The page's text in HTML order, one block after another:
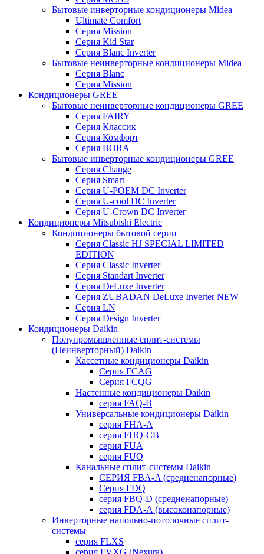
Бытовые инверторные кондиционеры Midea
Ultimate Comfort
Серия Mission
Серия Kid Star
Серия Blanc Inverter
Бытовые неинверторные кондиционеры Midea
Серия Blanc
Серия Mission
Кондиционеры GREE
Бытовые неинверторные кондиционеры GREE
Серия FAIRY
Серия Классик
Серия Комфорт
Серия BORA
Бытовые инверторные кондиционеры GREE
Серия Change
Серия Smart
Серия U-POEM DC Inverter
Серия U-cool DC Inverter
Серия U-Crown DC Inverter
Кондиционеры Mitsubishi Electric
Кондиционеры бытовой серии
Серия Classic HJ SPECIAL LIMITED
EDITION
Серия Classic Inverter
Серия Standart Inverter
Серия DeLuxe Inverter
Серия ZUBADAN DeLuxe Inverter NEW
Серия LN
Серия Design Inverter
Кондиционеры Daikin
Полупромышленные сплит-системы
(Неинверторный) Daikin
Кассетные кондиционеры Daikin
Серия FCAG
Серия FCQG
Настенные кондиционеры Daikin
серия FAQ-B
Универсальные кондиционеры Daikin
серия FHA-A
серия FHQ-CB
серия FUA
серия FUQ
Канальные сплит-системы Daikin
СЕРИЯ FBA-A (средненапорные)
Серия FDQ
серия FBQ-D (средненапорные)
серия FDA-A (высоконапорные)
Инверторные напольно-потолочные сплит-
системы
серия FLXS
серия FVXG (Nexura)